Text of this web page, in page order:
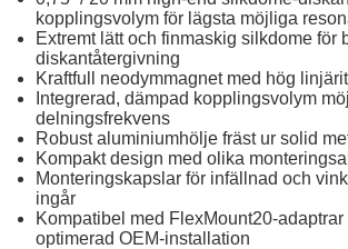
kopplingsvolym för lägsta möjliga
Extremt lätt och finmaskig silkdome för
diskantåtergivning
Kraftfull neodymmagnet med hög
Integrerad, dämpad kopplingsvolym
delningsfrekvens
Robust aluminiumhölje fräst ur solid
Kompakt design med olika
Monteringskapslar för infällnad och
ingår
Kompatibel med FlexMount20-adaptrar
optimerad OEM-installation